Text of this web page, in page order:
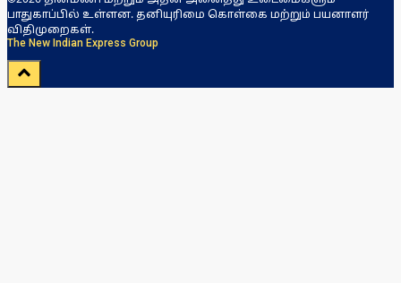
பாதுகாப்பில் உள்ளன. தனியுரிமை கொள்கை மற்றும் பயனாளர்
விதிமுறைகள்.
The New Indian Express Group